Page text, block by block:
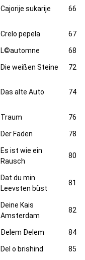
Cajorije sukarije 66
Crelo pepela 67
L©automne 68
Die weißen Steine 72
Das alte Auto 74
Traum 76
Der Faden 78
Es ist wie ein
Rausch
80
Dat du min
Leevsten büst
81
Deine Kais
Amsterdam
82
Đelem Đelem 84
Del o brishind 85